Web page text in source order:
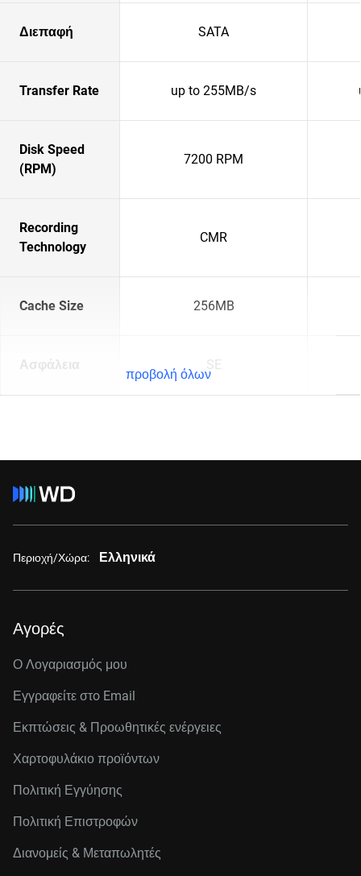
Διεπαφή SATA
Transfer Rate up to 255MB/s
Disk Speed
(RPM)
7200 RPM
Recording
Technology
CMR
Cache Size 256MB
Ασφάλεια SE
προβολή όλων
Περιοχή/Χώρα: Ελληνικά
Αγορές
Ο Λογαριασμός μου
Εγγραφείτε στo Email
Εκπτώσεις & Προωθητικές ενέργειες
Χαρτοφυλάκιο προϊόντων
Πολιτική Εγγύησης
Πολιτική Επιστροφών
Διανομείς & Μεταπωλητές